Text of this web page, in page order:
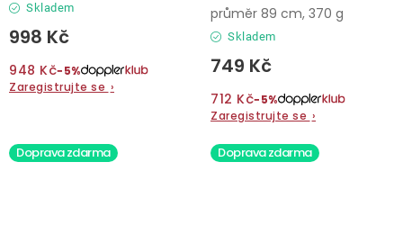
Skladem
998 Kč
948 Kč−5%
Zaregistrujte se ›
Skladem
749 Kč
712 Kč−5%
Zaregistrujte se ›
průměr 89 cm, 370 g
Doprava zdarma Doprava zdarma